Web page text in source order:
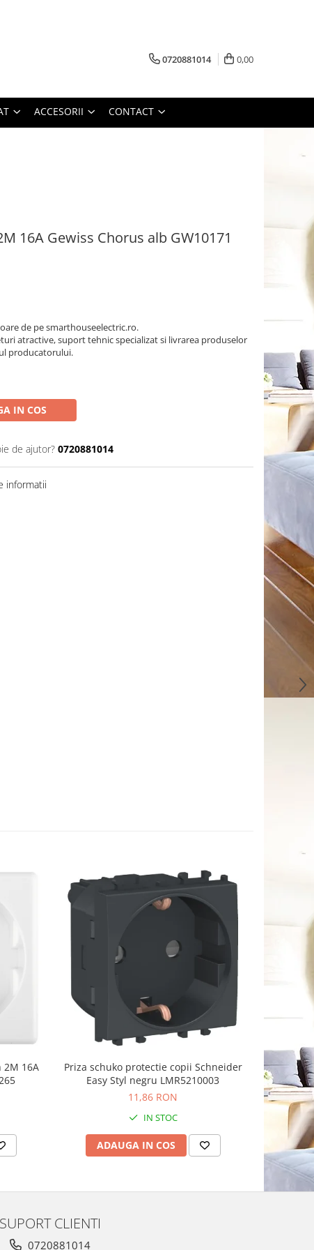
0720881014 0,00
ACCESORII CONTACT
16A Gewiss Chorus alb GW10171
de pe smarthouseelectric.ro.
atractive, suport tehnic specializat si livrarea produselor
producatorului.
IN COS
de ajutor? 0720881014
informatii
2M 16A
Priza schuko protectie copii Schneider
Easy Styl negru LMR5210003
11,86 RON
IN STOC
ADAUGA IN COS
Priza
SUPORT CLIENTI
0720881014